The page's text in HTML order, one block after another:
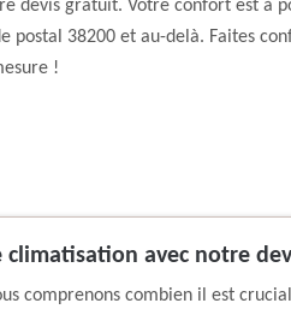
devis gratuit. Votre confort est à
postal 38200 et au-delà. Faites
!
climatisation avec notre
comprenons combien il est